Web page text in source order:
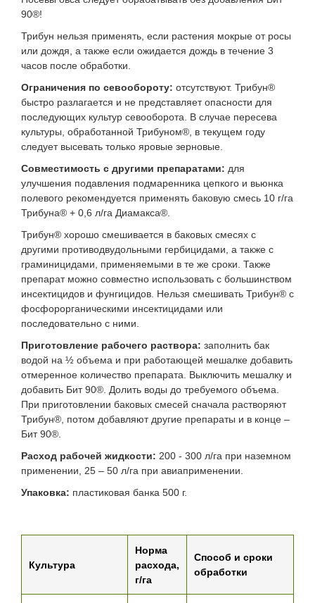
90®!
Трибун нельзя применять, если растения мокрые от росы
или дождя, а также если ожидается дождь в течение 3
часов после обработки.
Ограничения по севообороту: отсутствуют. Трибун®
быстро разлагается и не представляет опасности для
последующих культур севооборота. В случае пересева
культуры, обработанной Трибуном®, в текущем году
следует высевать только яровые зерновые.
Совместимость с другими препаратами: для
улучшения подавления подмаренника цепкого и вьюнка
полевого рекомендуется применять баковую смесь 10 г/га
Трибуна® + 0,6 л/га Диамакса®.
Трибун® хорошо смешивается в баковых смесях с
другими противодвудольными гербицидами, а также с
граминицидами, применяемыми в те же сроки. Также
препарат можно совместно использовать с большинством
инсектицидов и фунгицидов. Нельзя смешивать Трибун® с
фосфорорганическими инсектицидами или
последовательно с ними.
Приготовление рабочего раствора: заполнить бак
водой на ½ объема и при работающей мешалке добавить
отмеренное количество препарата. Выключить мешалку и
добавить Бит 90®. Долить воды до требуемого объема.
При приготовлении баковых смесей сначала растворяют
Трибун®, потом добавляют другие препараты и в конце –
Бит 90®.
Расход рабочей жидкости: 200 - 300 л/га при наземном
применении, 25 – 50 л/га при авиаприменении.
Упаковка: пластиковая банка 500 г.
Культура
Норма
расхода,
г/га
Способ и сроки
обработки